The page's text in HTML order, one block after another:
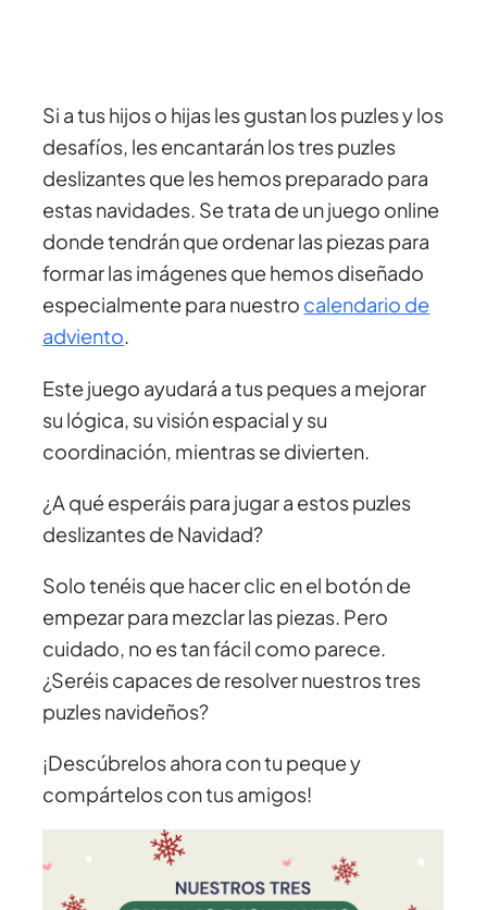
Si a tus hijos o hijas les gustan los puzles y los
desafíos, les encantarán los tres puzles
deslizantes que les hemos preparado para
estas navidades. Se trata de un juego online
donde tendrán que ordenar las piezas para
formar las imágenes que hemos diseñado
especialmente para nuestro calendario de
adviento.
Este juego ayudará a tus peques a mejorar
su lógica, su visión espacial y su
coordinación, mientras se divierten.
¿A qué esperáis para jugar a estos puzles
deslizantes de Navidad?
Solo tenéis que hacer clic en el botón de
empezar para mezclar las piezas. Pero
cuidado, no es tan fácil como parece.
¿Seréis capaces de resolver nuestros tres
puzles navideños?
¡Descúbrelos ahora con tu peque y
compártelos con tus amigos!